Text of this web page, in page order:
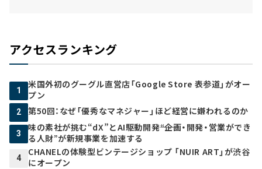
アクセスランキング
1
米国外初のグーグル直営店「Google Store 表参道」がオー
プン
2 第50回：なぜ「優秀なマネジャー」ほど経営に嫌われるのか
3
味の素社が挑む“dX”とAI駆動開発――“企画・開発・営業ができ
る人財”が新規事業を加速する
4
CHANELの体験型ビンテージショップ 「NUIR ART」が渋谷
にオープン